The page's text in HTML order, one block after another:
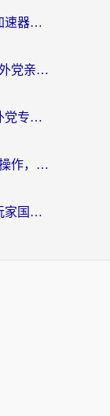
海外党打光明大陆总卡顿？选对加速器才是关键！（附亲测好用的推荐）
澳大利亚怎么玩放开那三国3？海外党亲测有效的国服游戏加速指南
在欧洲玩新诛仙总卡顿？这份海外党专属加速器指南帮你解决延迟难题
在英国玩鸣潮：从延迟999到丝滑操作，我是怎么做到的？
在国外还能打失落城堡吗？海外玩家国服游戏加速终极指南（附北美玩online加速器下载技巧）